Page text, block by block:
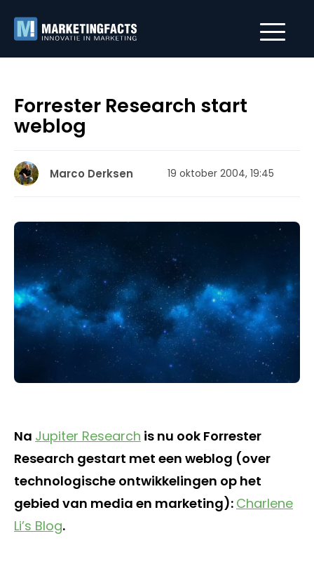
Forrester Research start
weblog
Marco Derksen 19 oktober 2004, 19:45
Na Jupiter Research is nu ook Forrester
Research gestart met een weblog (over
technologische ontwikkelingen op het
gebied van media en marketing): Charlene
Li’s Blog.